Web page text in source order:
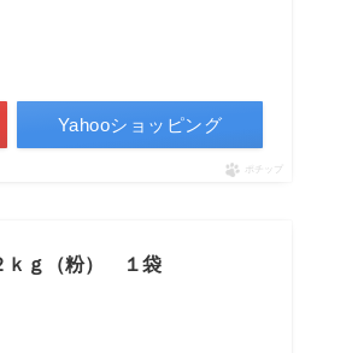
Yahooショッピング
ポチップ
ｋｇ（粉） １袋